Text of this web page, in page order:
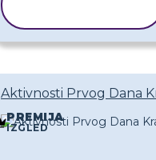
Aktivnosti Prvog Dana
PREMIJA
IZGLED